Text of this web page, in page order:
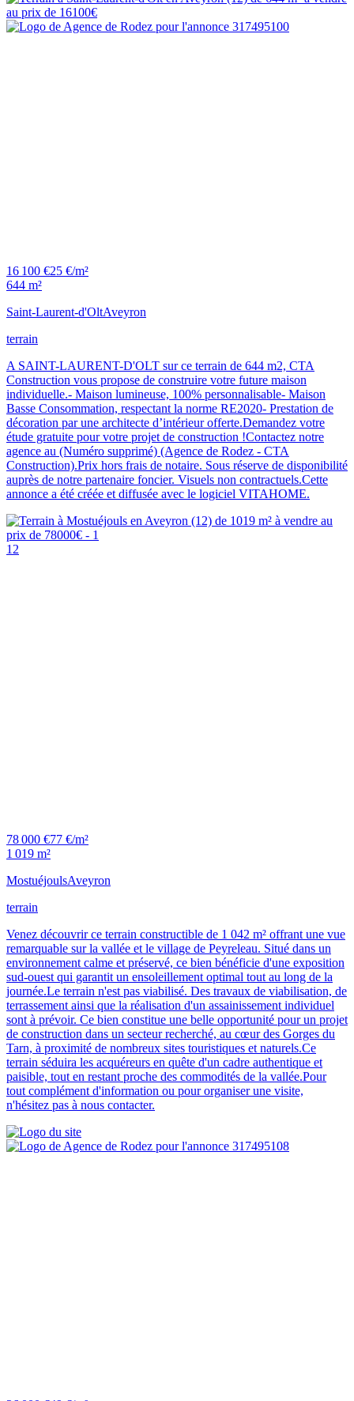
16 100 €25 €/m²
644 m²
Saint-Laurent-d'OltAveyron
terrain
A SAINT-LAURENT-D'OLT sur ce terrain de 644 m2, CTA
Construction vous propose de construire votre future maison
individuelle.- Maison lumineuse, 100% personnalisable- Maison
Basse Consommation, respectant la norme RE2020- Prestation de
décoration par une architecte d’intérieur offerte.Demandez votre
étude gratuite pour votre projet de construction !Contactez notre
agence au (Numéro supprimé) (Agence de Rodez - CTA
Construction).Prix hors frais de notaire. Sous réserve de disponibilité
auprès de notre partenaire foncier. Visuels non contractuels.Cette
annonce a été créée et diffusée avec le logiciel VITAHOME.
12
78 000 €77 €/m²
1 019 m²
MostuéjoulsAveyron
terrain
Venez découvrir ce terrain constructible de 1 042 m² offrant une vue
remarquable sur la vallée et le village de Peyreleau. Situé dans un
environnement calme et préservé, ce bien bénéficie d'une exposition
sud-ouest qui garantit un ensoleillement optimal tout au long de la
journée.Le terrain n'est pas viabilisé. Des travaux de viabilisation, de
terrassement ainsi que la réalisation d'un assainissement individuel
sont à prévoir. Ce bien constitue une belle opportunité pour un projet
de construction dans un secteur recherché, au cœur des Gorges du
Tarn, à proximité de nombreux sites touristiques et naturels.Ce
terrain séduira les acquéreurs en quête d'un cadre authentique et
paisible, tout en restant proche des commodités de la vallée.Pour
tout complément d'information ou pour organiser une visite,
n'hésitez pas à nous contacter.